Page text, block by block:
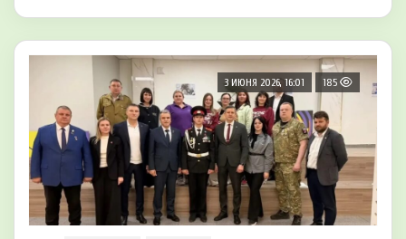
3 ИЮНЯ 2026, 16:01 185